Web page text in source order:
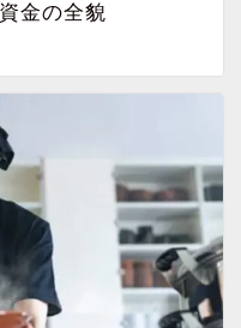
金の全貌